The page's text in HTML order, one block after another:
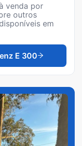
venda por
outros
disponíveis em
E 300